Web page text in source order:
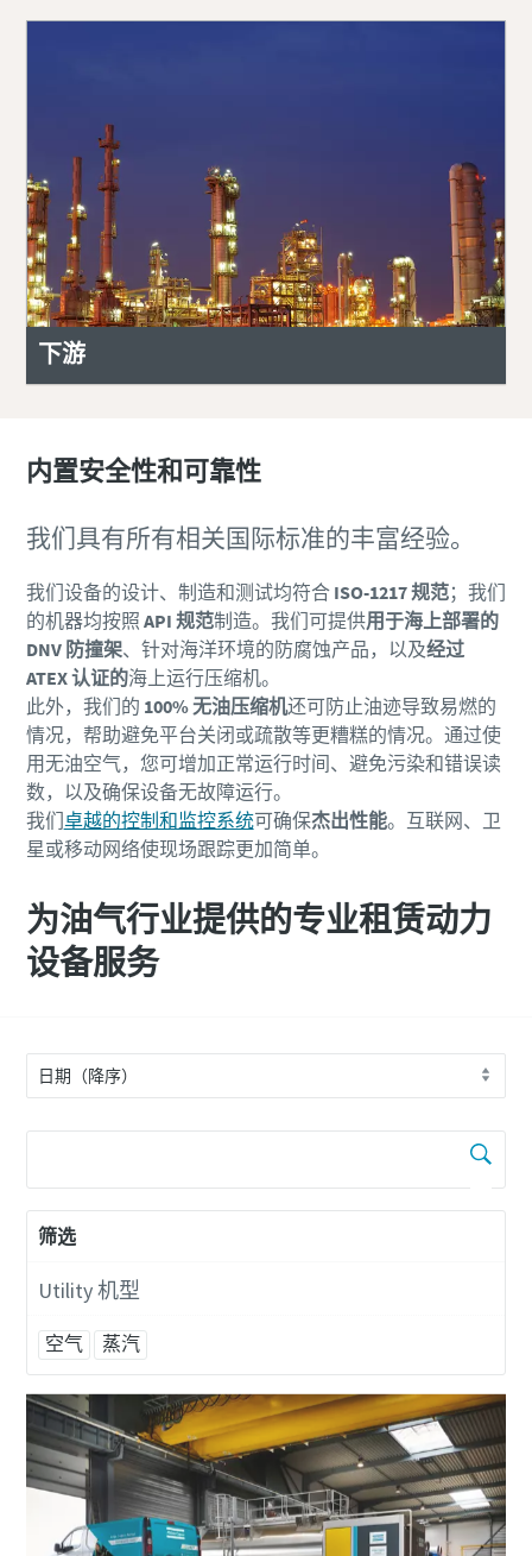
下游
内置安全性和可靠性
我们具有所有相关国际标准的丰富经验。
我们设备的设计、制造和测试均符合 ISO-1217 规范；我们
的机器均按照 API 规范制造。我们可提供用于海上部署的
DNV 防撞架、针对海洋环境的防腐蚀产品，以及经过
ATEX 认证的海上运行压缩机。
此外，我们的 100% 无油压缩机还可防止油迹导致易燃的
情况，帮助避免平台关闭或疏散等更糟糕的情况。通过使
用无油空气，您可增加正常运行时间、避免污染和错误读
数，以及确保设备无故障运行。
我们卓越的控制和监控系统可确保杰出性能。互联网、卫
星或移动网络使现场跟踪更加简单。
为油气行业提供的专业租赁动力
设备服务
筛选
Utility 机型
空气 蒸汽